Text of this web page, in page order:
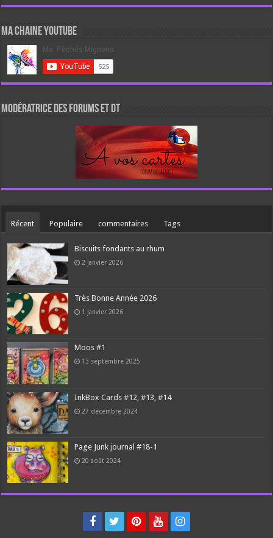
Ma chaine Youtube
Modératrice des forums et DT
Récent Populaire commentaires Tags
Biscuits fondants au rhum
2 janvier 2026
Très Bonne Année 2026
1 janvier 2026
Moos #1
13 septembre 2025
InkBox Cards #12, #13, #14
27 décembre 2024
Page Junk journal #18-1
20 août 2024